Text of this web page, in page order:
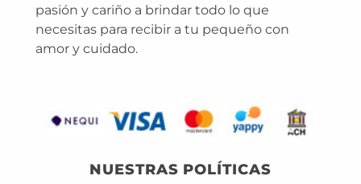
pasión y cariño a brindar todo lo que
necesitas para recibir a tu pequeño con
amor y cuidado.
NUESTRAS POLÍTICAS